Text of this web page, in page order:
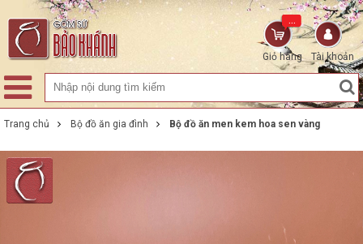
Tài khoản
Giỏ hàng
...
Trang chủ Bộ đồ ăn gia đình Bộ đồ ăn men kem hoa sen vàng